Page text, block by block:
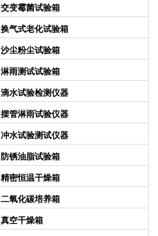
交变霉菌试验箱
换气式老化试验箱
沙尘粉尘试验箱
淋雨测试试验箱
滴水试验检测仪器
摆管淋雨试验仪器
冲水试验测试仪器
防锈油脂试验箱
精密恒温干燥箱
二氧化碳培养箱
真空干燥箱